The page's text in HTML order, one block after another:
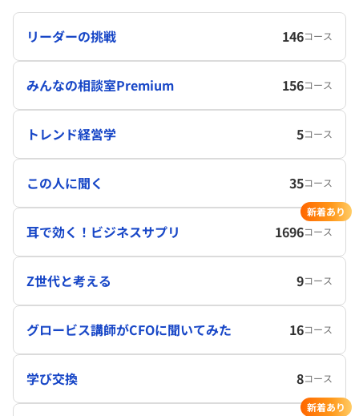
リーダーの挑戦 146コース
みんなの相談室Premium 156コース
トレンド経営学 5コース
この人に聞く 35コース
耳で効く！ビジネスサプリ 1696コース
新着あり
Z世代と考える 9コース
グロービス講師がCFOに聞いてみた 16コース
学び交換 8コース
新着あり